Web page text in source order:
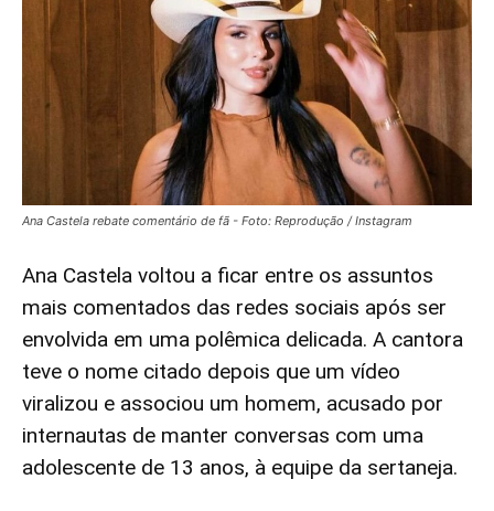
Ana Castela rebate comentário de fã - Foto: Reprodução / Instagram
Ana Castela voltou a ficar entre os assuntos
mais comentados das redes sociais após ser
envolvida em uma polêmica delicada. A cantora
teve o nome citado depois que um vídeo
viralizou e associou um homem, acusado por
internautas de manter conversas com uma
adolescente de 13 anos, à equipe da sertaneja.